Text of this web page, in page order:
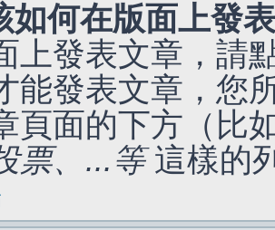
如何在版面上發
上發表文章，請
能發表文章，您
頁面的下方（比
票、...等這樣的